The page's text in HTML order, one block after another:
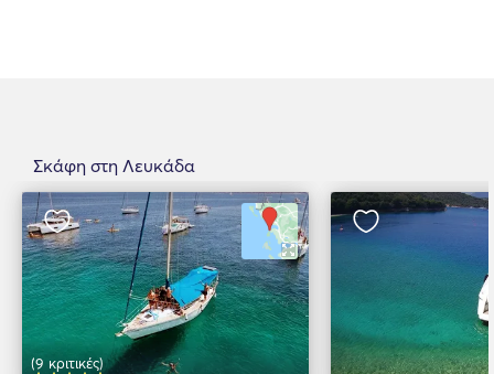
Σκάφη στη Λευκάδα
(9 κριτικές)